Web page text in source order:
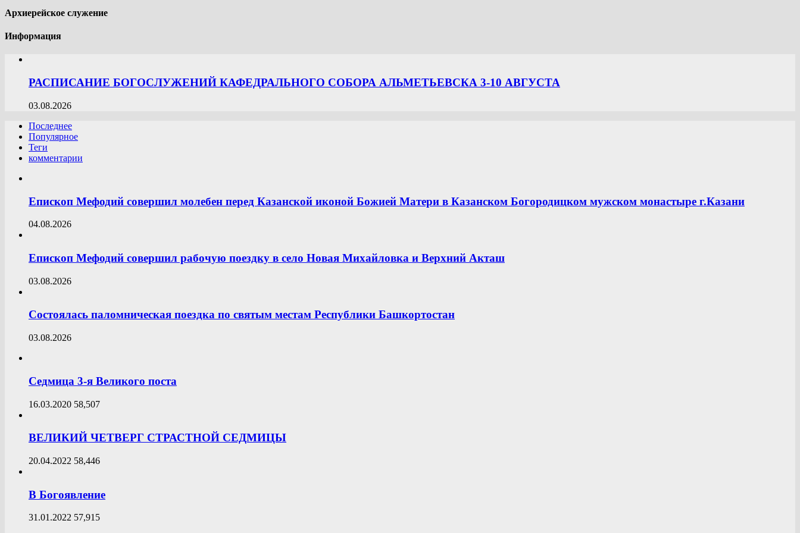
Архиерейское служение
Информация
РАСПИСАНИЕ БОГОСЛУЖЕНИЙ КАФЕДРАЛЬНОГО СОБОРА АЛЬМЕТЬЕВСКА 3-10 АВГУСТА
03.08.2026
Последнее
Популярное
Теги
комментарии
Епископ Мефодий совершил молебен перед Казанской иконой Божией Матери в Казанском Богородицком мужском монастыре г.Казани
04.08.2026
Епископ Мефодий совершил рабочую поездку в село Новая Михайловка и Верхний Акташ
03.08.2026
Состоялась паломническая поездка по святым местам Республики Башкортостан
03.08.2026
Седмица 3-я Великого поста
16.03.2020 58,507
ВЕЛИКИЙ ЧЕТВЕРГ СТРАСТНОЙ СЕДМИЦЫ
20.04.2022 58,446
В Богоявление
31.01.2022 57,915